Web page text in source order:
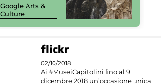
Google Arts &
Culture
02/10/2018
Ai #MuseiCapitolini fino al 9
dicembre 2018 un’occasione unica